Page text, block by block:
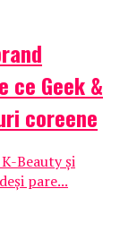
ce Geek &
coreene
Beauty și
pare...